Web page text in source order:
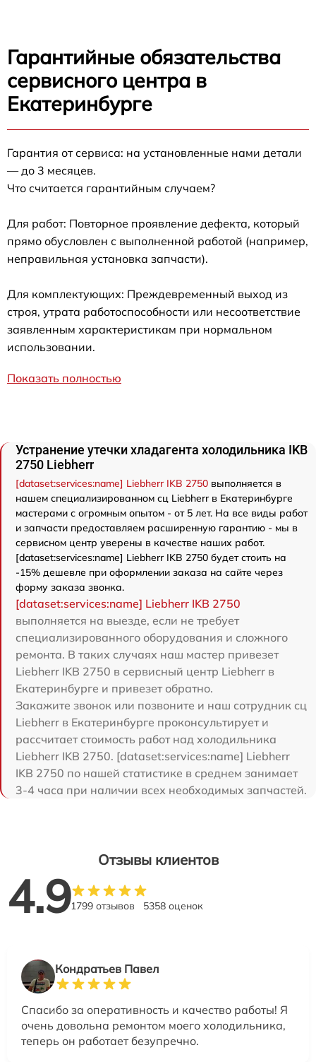
Гарантийные обязательства
сервисного центра в
Екатеринбурге
Гарантия от сервиса: на установленные нами детали
— до 3 месяцев.
Что считается гарантийным случаем?
Для работ: Повторное проявление дефекта, который
прямо обусловлен с выполненной работой (например,
неправильная установка запчасти).
Для комплектующих: Преждевременный выход из
строя, утрата работоспособности или несоответствие
заявленным характеристикам при нормальном
использовании.
Показать полностью
Устранение утечки хладагента холодильника IKB
2750 Liebherr
[dataset:services:name] Liebherr IKB 2750 выполняется в
нашем специализированном сц Liebherr в Екатеринбурге
мастерами с огромным опытом - от 5 лет. На все виды работ
и запчасти предоставляем расширенную гарантию - мы в
сервисном центр уверены в качестве наших работ.
[dataset:services:name] Liebherr IKB 2750 будет стоить на
-15% дешевле при оформлении заказа на сайте через
форму заказа звонка.
[dataset:services:name] Liebherr IKB 2750
выполняется на выезде, если не требует
специализированного оборудования и сложного
ремонта. В таких случаях наш мастер привезет
Liebherr IKB 2750 в сервисный центр Liebherr в
Екатеринбурге и привезет обратно.
Закажите звонок или позвоните и наш сотрудник сц
Liebherr в Екатеринбурге проконсультирует и
рассчитает стоимость работ над холодильника
Liebherr IKB 2750. [dataset:services:name] Liebherr
IKB 2750 по нашей статистике в среднем занимает
3-4 часа при наличии всех необходимых запчастей.
Отзывы клиентов
4.91799 отзывов 5358 оценок
Кондратьев Павел
Спасибо за оперативность и качество работы! Я
очень довольна ремонтом моего холодильника,
теперь он работает безупречно.